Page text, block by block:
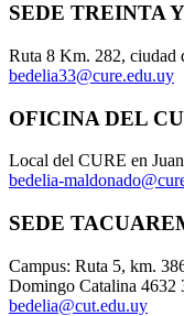
SEDE TREINTA
Ruta 8 Km. 282, ciudad
bedelia33@cure.edu.uy
OFICINA DEL
Local del CURE en
bedelia-
SEDE
Campus: Ruta 5, km.
Domingo Catalina 4632
bedelia@cut.edu.uy